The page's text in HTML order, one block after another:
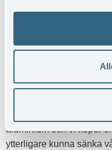
För att öka kunskapen
pressgjutna
råvara till färdig
standarden Greenhouse
aluminium och vi köper
ytterligare kunna sänka